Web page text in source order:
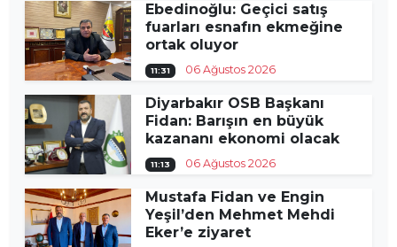
Ebedinoğlu: Geçici satış
fuarları esnafın ekmeğine
ortak oluyor
11:31 06 Ağustos 2026
Diyarbakır OSB Başkanı
Fidan: Barışın en büyük
kazananı ekonomi olacak
11:13 06 Ağustos 2026
Mustafa Fidan ve Engin
Yeşil’den Mehmet Mehdi
Eker’e ziyaret